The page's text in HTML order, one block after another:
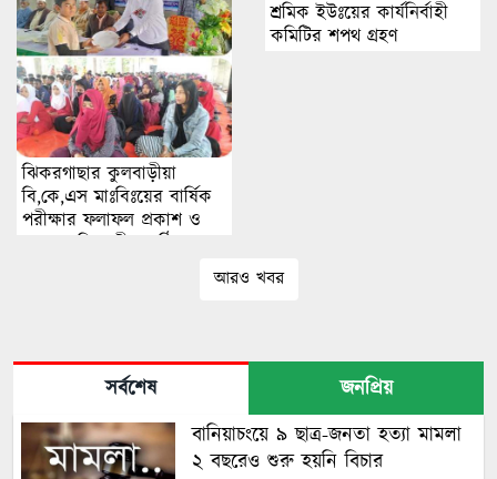
ঝিকরগাছার কুলবাড়ীয়া
বি,কে,এস মাঃবিঃয়ের বার্ষিক
পরীক্ষার ফলাফল প্রকাশ ও
পুরস্কার বিতরণী অনুষ্ঠিত।
শ্রমিক ইউঃয়ের কার্যনির্বাহী
কমিটির শপথ গ্রহণ
আরও খবর
সর্বশেষ
জনপ্রিয়
বানিয়াচংয়ে ৯ ছাত্র-জনতা হত্যা মামলা
২ বছরেও শুরু হয়নি বিচার